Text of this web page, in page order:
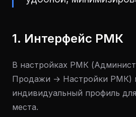
1. Интерфейс РМК
В настройках РМК
Продажи → Настройки РМК)
индивидуальный профиль
места.